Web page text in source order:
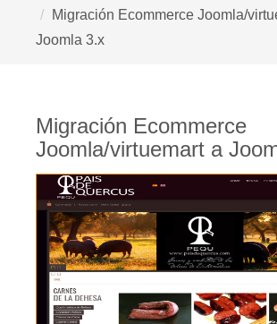
Migración Ecommerce Joomla/
Joomla 3.x
Migración Ecommerce
Joomla/virtuemart a